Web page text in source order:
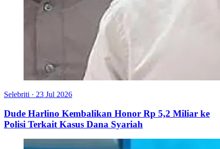
Selebriti · 23 Jul 2026
Dude Harlino Kembalikan Honor Rp 5,2 Miliar ke
Polisi Terkait Kasus Dana Syariah